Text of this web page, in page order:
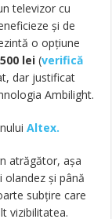
televizor cu
și de
o opțiune
lei (verifică
dar justificat
Ambilight.
Altex.
atrăgător, așa
și până
subțire care
vizibilitatea.